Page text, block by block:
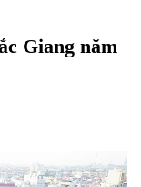
Giang năm